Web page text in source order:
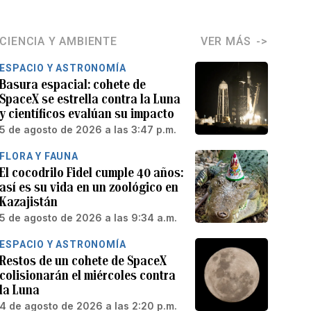
CIENCIA Y AMBIENTE VER MÁS
ESPACIO Y ASTRONOMÍA
Basura espacial: cohete de
SpaceX se estrella contra la Luna
y científicos evalúan su impacto
5 de agosto de 2026 a las 3:47 p.m.
FLORA Y FAUNA
El cocodrilo Fidel cumple 40 años:
así es su vida en un zoológico en
Kazajistán
5 de agosto de 2026 a las 9:34 a.m.
ESPACIO Y ASTRONOMÍA
Restos de un cohete de SpaceX
colisionarán el miércoles contra
la Luna
4 de agosto de 2026 a las 2:20 p.m.